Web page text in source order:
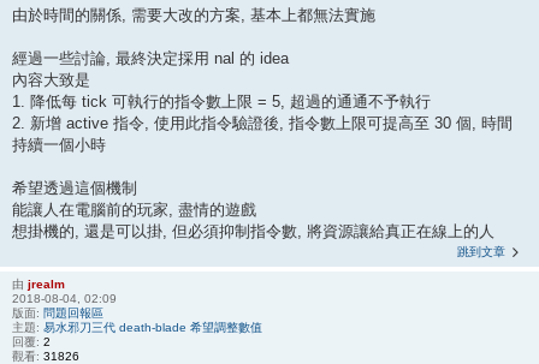
由於時間的關係, 需要大改的方案, 基本上都無法實施
經過一些討論, 最終決定採用 nal 的 idea
內容大致是
1. 降低每 tick 可執行的指令數上限 = 5, 超過的通通不予執行
2. 新增 active 指令, 使用此指令驗證後, 指令數上限可提高至 30 個, 時間
持續一個小時
希望透過這個機制
能讓人在電腦前的玩家, 盡情的遊戲
想掛機的, 還是可以掛, 但必須抑制指令數, 將資源讓給真正在線上的人
跳到文章
由 jrealm
2018-08-04, 02:09
版面: 問題回報區
主題: 易水邪刀三代 death-blade 希望調整數值
回覆: 2
觀看: 31826